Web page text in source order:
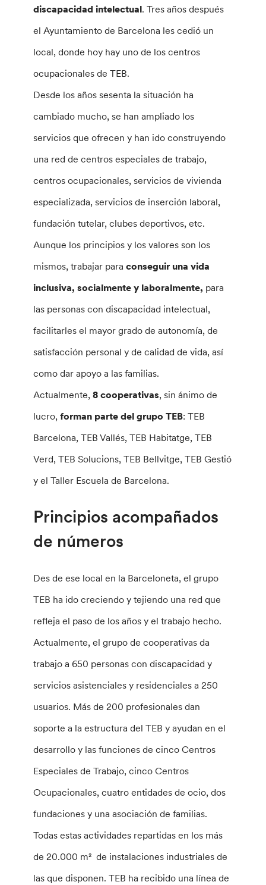
discapacidad intelectual. Tres años después
el Ayuntamiento de Barcelona les cedió un
local, donde hoy hay uno de los centros
ocupacionales de TEB.
Desde los años sesenta la situación ha
cambiado mucho, se han ampliado los
servicios que ofrecen y han ido construyendo
una red de centros especiales de trabajo,
centros ocupacionales, servicios de vivienda
especializada, servicios de inserción laboral,
fundación tutelar, clubes deportivos, etc.
Aunque los principios y los valores son los
mismos, trabajar paraconseguir una vida
inclusiva, socialmente y laboralmente, para
las personas con discapacidad intelectual,
facilitarles el mayor grado de autonomía, de
satisfacción personal y de calidad de vida, así
como dar apoyo a las familias.
Actualmente,8 cooperativas, sin ánimo de
lucro,forman parte del grupo TEB: TEB
Barcelona, TEB Vallés, TEB Habitatge, TEB
Verd, TEB Solucions, TEB Bellvitge, TEB Gestió
y el Taller Escuela de Barcelona.
Principios acompañados
de números
Des de ese local en la Barceloneta, el grupo
TEB ha ido creciendo y tejiendo una red que
refleja el paso de los años y el trabajo hecho.
Actualmente, el grupo de cooperativas da
trabajo a 650 personas con discapacidad y
servicios asistenciales y residenciales a 250
usuarios. Más de 200 profesionales dan
soporte a la estructura del TEB y ayudan en el
desarrollo y las funciones de cinco Centros
Especiales de Trabajo, cinco Centros
Ocupacionales, cuatro entidades de ocio, dos
fundaciones y una asociación de familias.
Todas estas actividades repartidas en los más
de 20.000 m² de instalaciones industriales de
las que disponen. TEB ha recibido una línea de